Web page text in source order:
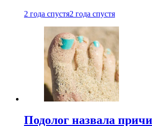
2 года спустя2 года спустя
Подолог назвала